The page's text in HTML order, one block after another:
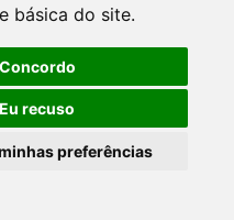
básica do site.
Concordo
Eu recuso
preferências